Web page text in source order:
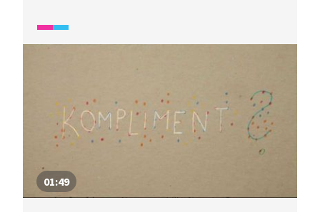
Úryvek spadá do širšího okruhu videí, které se
vhodné pro žáky s dobrou komunikativní znalostí
01:49